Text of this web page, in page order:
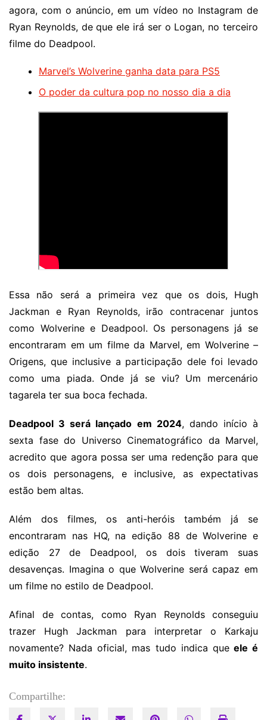
agora, com o anúncio, em um vídeo no Instagram de
Ryan Reynolds, de que ele irá ser o Logan, no terceiro
filme do Deadpool.
Marvel’s Wolverine ganha data para PS5
O poder da cultura pop no nosso dia a dia
Essa não será a primeira vez que os dois, Hugh
Jackman e Ryan Reynolds, irão contracenar juntos
como Wolverine e Deadpool. Os personagens já se
encontraram em um filme da Marvel, em Wolverine –
Origens, que inclusive a participação dele foi levado
como uma piada. Onde já se viu? Um mercenário
tagarela ter sua boca fechada.
Deadpool 3 será lançado em 2024, dando início à
sexta fase do Universo Cinematográfico da Marvel,
acredito que agora possa ser uma redenção para que
os dois personagens, e inclusive, as expectativas
estão bem altas.
Além dos filmes, os anti-heróis também já se
encontraram nas HQ, na edição 88 de Wolverine e
edição 27 de Deadpool, os dois tiveram suas
desavenças. Imagina o que Wolverine será capaz em
um filme no estilo de Deadpool.
Afinal de contas, como Ryan Reynolds conseguiu
trazer Hugh Jackman para interpretar o Karkaju
novamente? Nada oficial, mas tudo indica queele é
muito insistente.
Compartilhe: